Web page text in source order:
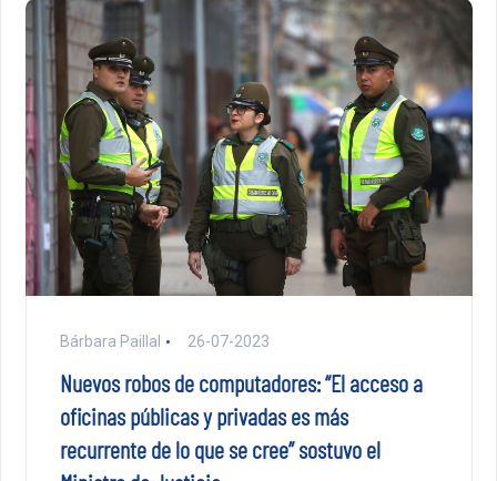
Bárbara Paillal 26-07-2023
Nuevos robos de computadores: “El acceso a
oficinas públicas y privadas es más
recurrente de lo que se cree” sostuvo el